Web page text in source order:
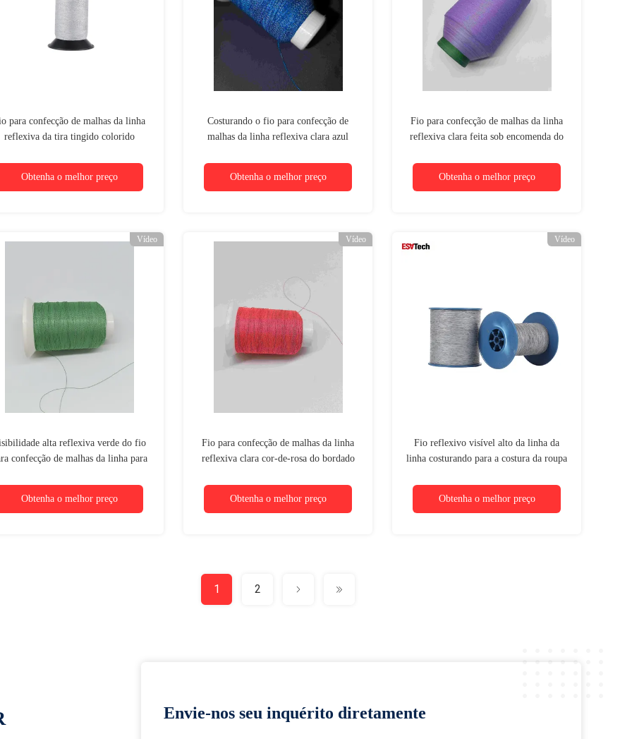
para confecção de malhas da linha
reflexiva da tira tingido colorido
Obtenha o melhor preço
Costurando o fio para confecção de
malhas da linha reflexiva clara azul
Obtenha o melhor preço
Fio para confecção de malhas da linha
reflexiva clara feita sob encomenda do
Obtenha o melhor preço
Vídeo
alta reflexiva verde do fio
confecção de malhas da linha para
Obtenha o melhor preço
Vídeo
Fio para confecção de malhas da linha
reflexiva clara cor-de-rosa do bordado
Obtenha o melhor preço
Vídeo
Fio reflexivo visível alto da linha da
linha costurando para a costura da roupa
Obtenha o melhor preço
1 2
Envie-nos seu inquérito diretamente